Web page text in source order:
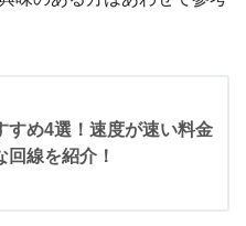
すめ4選！速度が速い料金
回線を紹介！